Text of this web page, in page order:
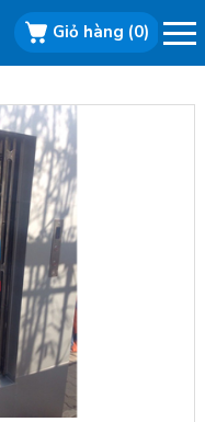
Giỏ hàng (0)